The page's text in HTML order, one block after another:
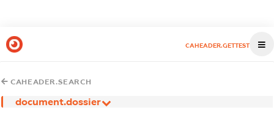
CAHEADER.GETTEST
CAHEADER.SEARCH
document.dossier